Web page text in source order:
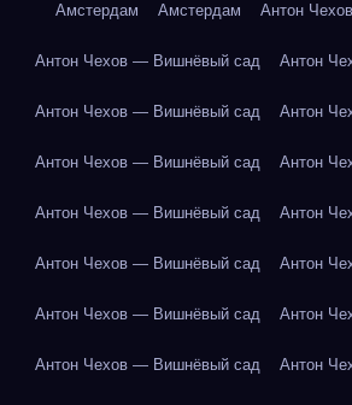
Амстердам Амстердам Антон
Антон Чехов — Вишнёвый сад Антон
Антон Чехов — Вишнёвый сад Антон
Антон Чехов — Вишнёвый сад Антон
Антон Чехов — Вишнёвый сад Антон
Антон Чехов — Вишнёвый сад Антон
Антон Чехов — Вишнёвый сад Антон
Антон Чехов — Вишнёвый сад Антон